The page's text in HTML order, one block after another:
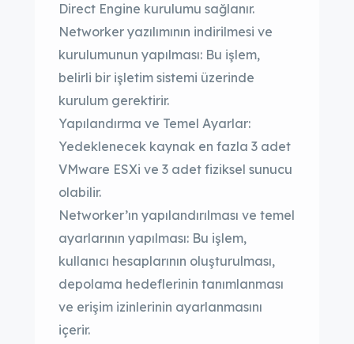
Direct Engine kurulumu sağlanır.
Networker yazılımının indirilmesi ve
kurulumunun yapılması: Bu işlem,
belirli bir işletim sistemi üzerinde
kurulum gerektirir.
Yapılandırma ve Temel Ayarlar:
Yedeklenecek kaynak en fazla 3 adet
VMware ESXi ve 3 adet fiziksel sunucu
olabilir.
Networker’ın yapılandırılması ve temel
ayarlarının yapılması: Bu işlem,
kullanıcı hesaplarının oluşturulması,
depolama hedeflerinin tanımlanması
ve erişim izinlerinin ayarlanmasını
içerir.